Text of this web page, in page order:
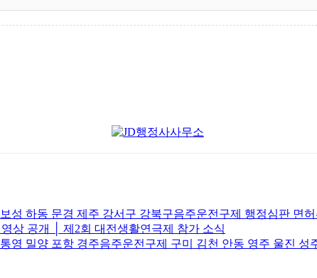
성 하동 문경 제주 강서구 강북구음주운전구제 행정심판 면
상 공개 │ 제2회 대전생활연극제 참가 소식
영 밀양 포항 경주음주운전구제 구미 김천 안동 영주 울진 성